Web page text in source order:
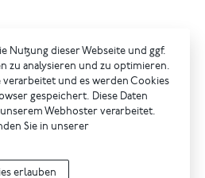
Nutzung dieser Webseite und ggf.
zu analysieren und zu optimieren.
verarbeitet und es werden Cookies
gespeichert. Diese Daten
Webhoster verarbeitet.
Sie in unserer
erlauben